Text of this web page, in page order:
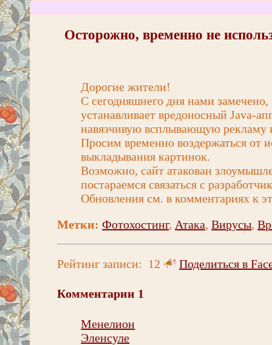
Осторожно, временно не
Дорогие жители!
С сегодняшнего дня нами
устанавливает вредоносный Java-
навязчивую всплывающую
Просим временно воздержаться от
выкладывания картинок.
Возможно, сайт атакован
постараемся связаться с
Обновления см. в комментариях к
Метки: Фотохостинг, Атака,Вирусы,
Рейтинг записи: 12 Поделиться в
Комментарии 1
Менелион
Эленсуле